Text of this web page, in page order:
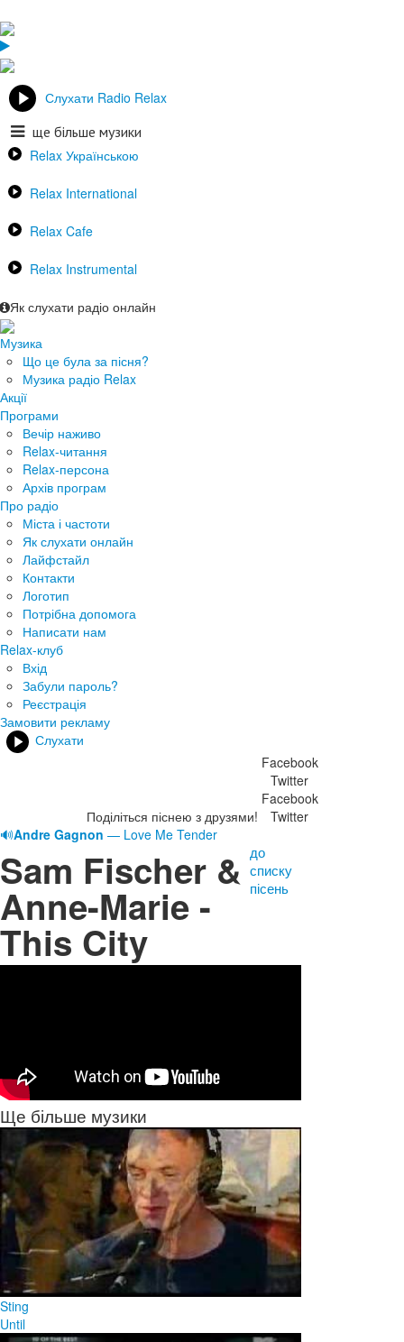
Слухати Radio Relax
ще більше музики
Relax Українською
Relax International
Relax Cafe
Relax Instrumental
Як слухати радіо онлайн
Музика
Що це була за пісня?
Музика радіо Relax
Акції
Програми
Вечір наживо
Relax-читання
Relax-персона
Архів програм
Про радіо
Міста і частоти
Як слухати онлайн
Лайфстайл
Контакти
Логотип
Потрібна допомога
Написати нам
Relax-клуб
Вхід
Забули пароль?
Реєстрація
Замовити рекламу
Слухати
Поділіться піснею з друзями!
Facebook
Twitter
Facebook
Twitter
🔊Andre Gagnon — Love Me Tender
Sam Fischer &
Anne-Marie -
This City
до
списку
пісень
Ще більше музики
Sting
Until